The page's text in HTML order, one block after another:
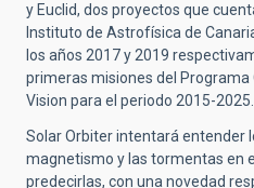
y Euclid, dos proyectos que
Instituto de Astrofísica de
los años 2017 y 2019
primeras misiones del Programa
Vision para el periodo 2015-2025.
Solar Orbiter intentará entender
magnetismo y las tormentas en
predecirlas, con una novedad